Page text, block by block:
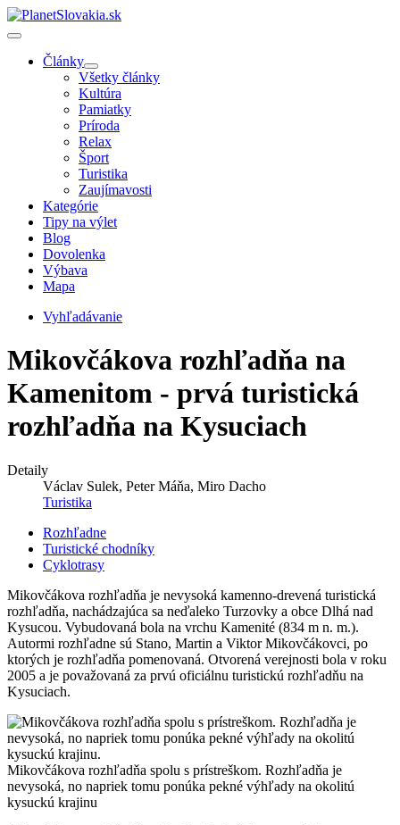
Články
Všetky články
Kultúra
Pamiatky
Príroda
Relax
Šport
Turistika
Zaujímavosti
Kategórie
Tipy na výlet
Blog
Dovolenka
Výbava
Mapa
Vyhľadávanie
Mikovčákova rozhľadňa na
Kamenitom - prvá turistická
rozhľadňa na Kysuciach
Detaily
Václav Sulek, Peter Máňa, Miro Dacho
Turistika
Rozhľadne
Turistické chodníky
Cyklotrasy
Mikovčákova rozhľadňa je nevysoká kamenno-drevená turistická
rozhľadňa, nachádzajúca sa neďaleko Turzovky a obce Dlhá nad
Kysucou. Vybudovaná bola na vrchu Kamenité (834 m n. m.).
Autormi rozhľadne sú Stano, Martin a Viktor Mikovčákovci, po
ktorých je rozhľadňa pomenovaná. Otvorená verejnosti bola v roku
2005 a je považovaná za prvú oficiálnu turistickú rozhľadňu na
Kysuciach.
Mikovčákova rozhľadňa spolu s prístreškom. Rozhľadňa je
nevysoká, no napriek tomu ponúka pekné výhľady na okolitú
kysuckú krajinu